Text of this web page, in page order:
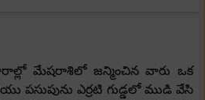
మేషరాశిలో జన్మించిన వారు ఒక
పసుపును ఎర్రటి గుడ్డలో ముడి వేసి